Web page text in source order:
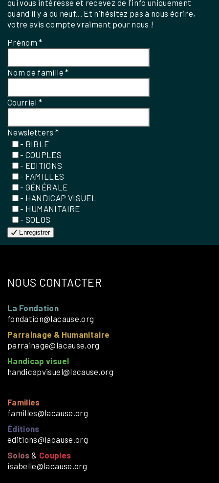
qui vous intéresse et recevez de l'info uniquement
quand il y a du neuf... Et n'hésitez pas à nous écrire,
votre avis compte vraiment pour nous !
Prénom*
Nom de famille*
Courriel*
Newsletters*
- BIBLE
- COUPLES
- EDITIONS
- FAMILLES
- GÉNÉRALE
- HANDICAP VISUEL
- HUMANITAIRE
- SOLOS
Enregistrer
NOUS CONTACTER
La Fondation
fondation@lacause.org
Parrainage & Humanitaire
parrainage@lacause.org
Handicap visuel
handicapvisuel@lacause.org
Familles
familles@lacause.org
Éditions
editions@lacause.org
Solos & Couples
isabelle@lacause.org